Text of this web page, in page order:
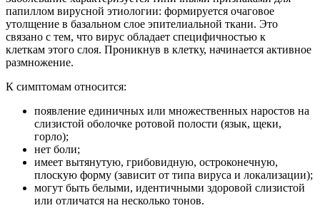
папиллом вирусной этиологии: формируется очаговое
утолщение в базальном слое эпителиальной ткани. Это
связано с тем, что вирус обладает специфичностью к
клеткам этого слоя. Проникнув в клетку, начинается активное
размножение.
К симптомам относится:
появление единичных или множественных наростов на
слизистой оболочке ротовой полости (язык, щеки,
горло);
нет боли;
имеет вытянутую, грибовидную, остроконечную,
плоскую форму (зависит от типа вируса и локализации);
могут быть белыми, идентичными здоровой слизистой
или отличатся на несколько тонов.